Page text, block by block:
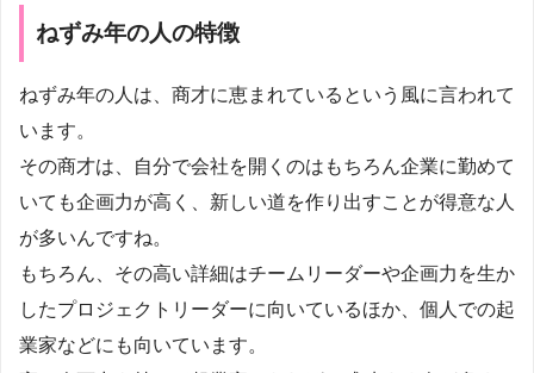
ねずみ年の人の特徴
ねずみ年の人は、商才に恵まれているという風に言われて
います。
その商才は、自分で会社を開くのはもちろん企業に勤めて
いても企画力が高く、新しい道を作り出すことが得意な人
が多いんですね。
もちろん、その高い詳細はチームリーダーや企画力を生か
したプロジェクトリーダーに向いているほか、個人での起
業家などにも向いています。